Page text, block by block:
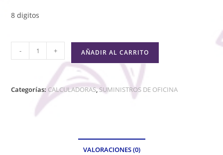
8 digitos
- + AÑADIR AL CARRITO
Categorías: CALCULADORAS,SUMINISTROS DE OFICINA
VALORACIONES (0)